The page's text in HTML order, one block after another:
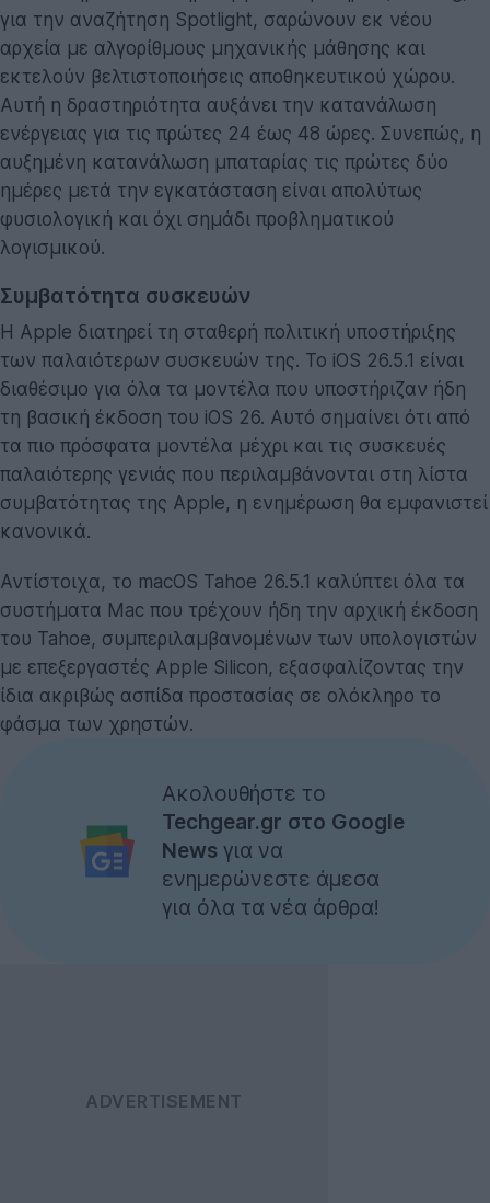
για την αναζήτηση Spotlight, σαρώνουν εκ νέου
αρχεία με αλγορίθμους μηχανικής μάθησης και
εκτελούν βελτιστοποιήσεις αποθηκευτικού χώρου.
Αυτή η δραστηριότητα αυξάνει την κατανάλωση
ενέργειας για τις πρώτες 24 έως 48 ώρες. Συνεπώς, η
αυξημένη κατανάλωση μπαταρίας τις πρώτες δύο
ημέρες μετά την εγκατάσταση είναι απολύτως
φυσιολογική και όχι σημάδι προβληματικού
λογισμικού.
Συμβατότητα συσκευών
Η Apple διατηρεί τη σταθερή πολιτική υποστήριξης
των παλαιότερων συσκευών της. Το iOS 26.5.1 είναι
διαθέσιμο για όλα τα μοντέλα που υποστήριζαν ήδη
τη βασική έκδοση του iOS 26. Αυτό σημαίνει ότι από
τα πιο πρόσφατα μοντέλα μέχρι και τις συσκευές
παλαιότερης γενιάς που περιλαμβάνονται στη λίστα
συμβατότητας της Apple, η ενημέρωση θα εμφανιστεί
κανονικά.
Αντίστοιχα, το macOS Tahoe 26.5.1 καλύπτει όλα τα
συστήματα Mac που τρέχουν ήδη την αρχική έκδοση
του Tahoe, συμπεριλαμβανομένων των υπολογιστών
με επεξεργαστές Apple Silicon, εξασφαλίζοντας την
ίδια ακριβώς ασπίδα προστασίας σε ολόκληρο το
φάσμα των χρηστών.
Ακολουθήστε το
Techgear.gr στο Google
News για να
ενημερώνεστε άμεσα
για όλα τα νέα άρθρα!